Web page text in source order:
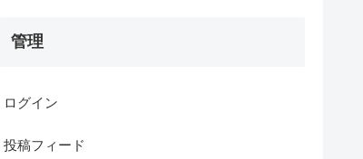
管理
ログイン
投稿フィード